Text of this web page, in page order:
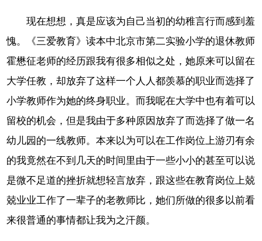
现在想想，真是应该为自己当初的幼稚言行而感到羞
愧。《三爱教育》读本中北京市第二实验小学的退休教师
霍懋征老师的经历跟我有很多相似之处，她原来可以留在
大学任教，却放弃了这样一个人人都羡慕的职业而选择了
小学教师作为她的终身职业。而我呢在大学中也有着可以
留校的机会，但是我由于多种原因放弃了而选择了做一名
幼儿园的一线教师。本来以为可以在工作岗位上游刃有余
的我竟然在不到几天的时间里由于一些小小的甚至可以说
是微不足道的挫折就想轻言放弃，跟这些在教育岗位上兢
兢业业工作了一辈子的老教师比，她们所做的很多以前看
来很普通的事情都让我为之汗颜。